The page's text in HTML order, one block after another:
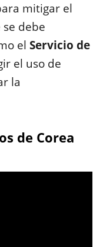
mitigar el
debe
el Servicio de
el uso de
la
de Corea